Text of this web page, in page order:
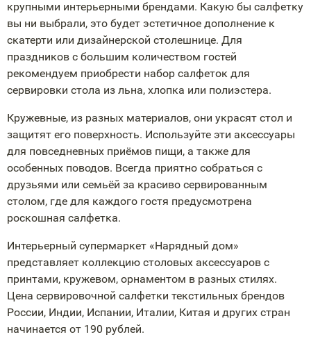
крупными интерьерными брендами. Какую бы салфетку
вы ни выбрали, это будет эстетичное дополнение к
скатерти или дизайнерской столешнице. Для
праздников с большим количеством гостей
рекомендуем приобрести набор салфеток для
сервировки стола из льна, хлопка или полиэстера.
Кружевные, из разных материалов, они украсят стол и
защитят его поверхность. Используйте эти аксессуары
для повседневных приёмов пищи, а также для
особенных поводов. Всегда приятно собраться с
друзьями или семьёй за красиво сервированным
столом, где для каждого гостя предусмотрена
роскошная салфетка.
Интерьерный супермаркет «Нарядный дом»
представляет коллекцию столовых аксессуаров с
принтами, кружевом, орнаментом в разных стилях.
Цена сервировочной салфетки текстильных брендов
России, Индии, Испании, Италии, Китая и других стран
начинается от 190 рублей.